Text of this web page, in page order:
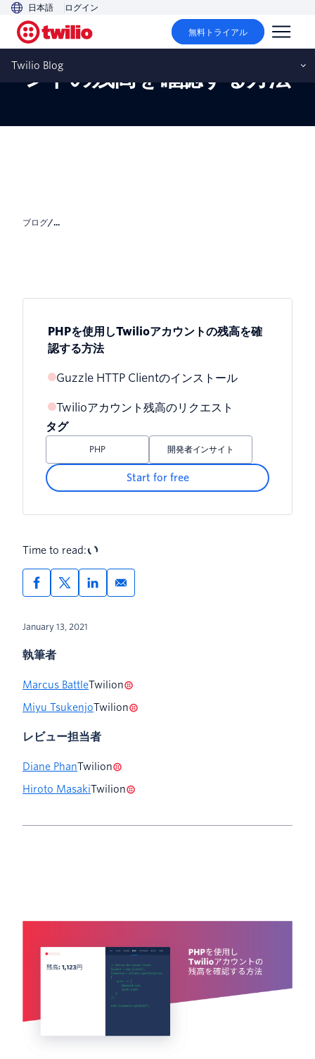
日本語 ログイン
無料トライアル
Twilio Blog
PHPを使用しTwilioアカウ
ントの残高を確認する方法
ブログ/...
PHPを使用しTwilioアカウントの残高を確
認する方法
Guzzle HTTP Clientのインストール
Twilioアカウント残高のリクエスト
タグ
PHP 開発者インサイト
Start for free
Time to read:
January 13, 2021
執筆者
Marcus BattleTwilion
Miyu TsukenjoTwilion
レビュー担当者
Diane PhanTwilion
Hiroto MasakiTwilion